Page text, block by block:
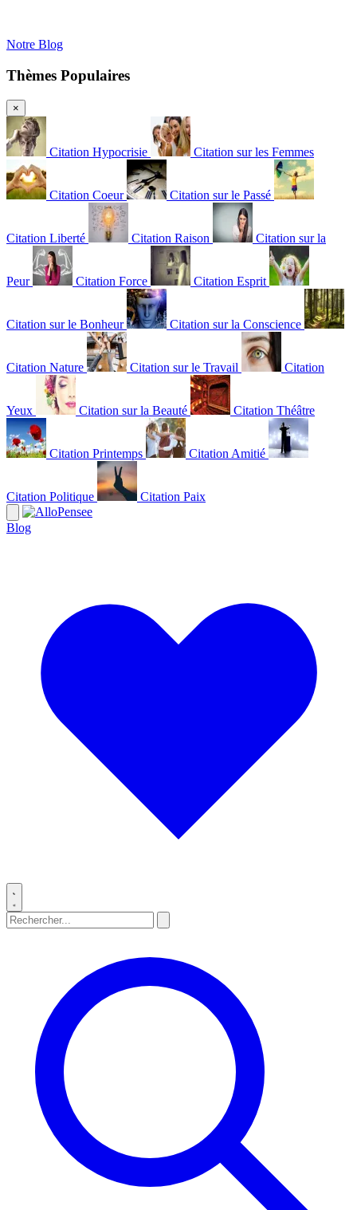
Notre Blog
Thèmes Populaires
×
Citation Hypocrisie Citation sur les Femmes
Citation Coeur Citation sur le Passé
Citation Liberté Citation Raison Citation sur la
Peur Citation Force Citation Esprit
Citation sur le Bonheur Citation sur la Conscience
Citation Nature Citation sur le Travail Citation
Yeux Citation sur la Beauté Citation Théâtre
Citation Printemps Citation Amitié
Citation Politique Citation Paix
Blog